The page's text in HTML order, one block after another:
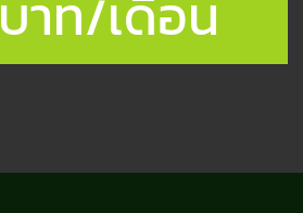
าท/เดือน